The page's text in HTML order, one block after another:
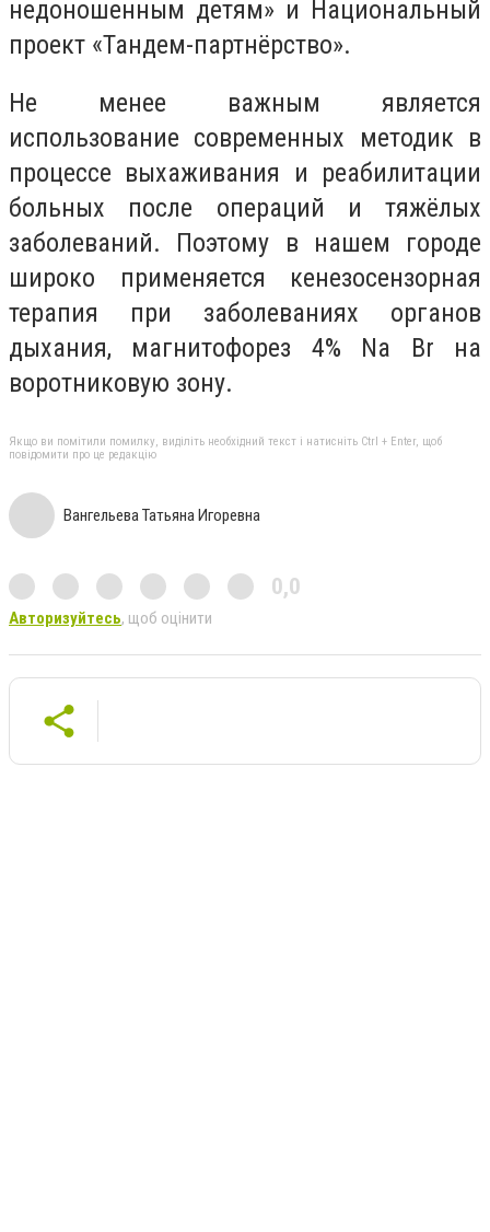
недоношенным детям» и Национальный
проект «Тандем-партнёрство».
Не менее важным является
использование современных методик в
процессе выхаживания и реабилитации
больных после операций и тяжёлых
заболеваний. Поэтому в нашем городе
широко применяется кенезосензорная
терапия при заболеваниях органов
дыхания, магнитофорез 4% Na Br на
воротниковую зону.
Якщо ви помітили помилку, виділіть необхідний текст і натисніть Ctrl + Enter, щоб
повідомити про це редакцію
Вангельева Татьяна Игоревна
0,0
Авторизуйтесь, щоб оцінити